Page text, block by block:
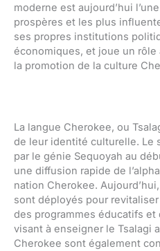
moderne est aujourd’hui
prospères et les plus
ses propres institutions
économiques, et joue un
la promotion de la culture
La langue Cherokee, ou
de leur identité culturelle. Le
par le génie Sequoyah au
une diffusion rapide de
nation Cherokee.
sont déployés pour
des programmes éducatifs
visant à enseigner le Tsalagi
Cherokee sont également